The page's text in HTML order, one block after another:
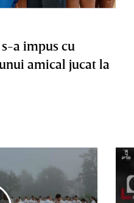
a impus cu
amical jucat la